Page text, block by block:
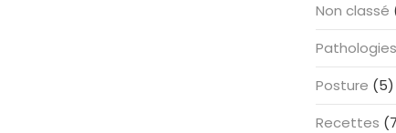
Non classé
Posture (5)
Recettes